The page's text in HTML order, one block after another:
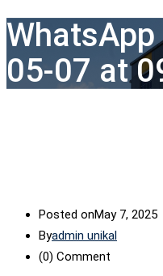
05-07 at
Posted onMay 7, 2025
Byadmin unikal
(0) Comment